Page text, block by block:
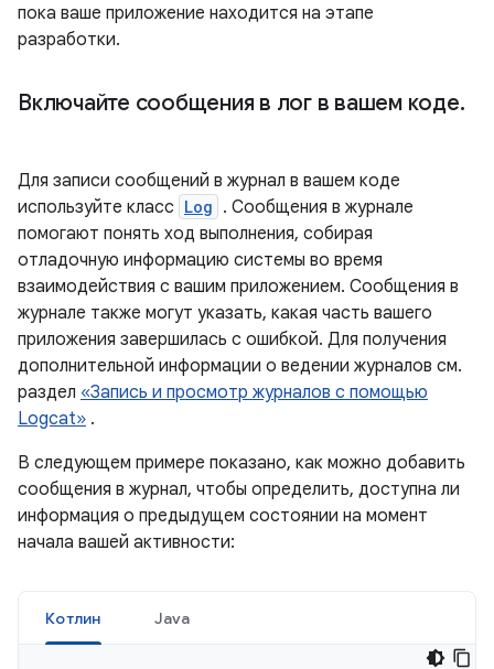
пока ваше приложение находится на этапе
разработки.
Включайте сообщения в лог в вашем коде.
Для записи сообщений в журнал в вашем коде
используйте класс Log . Сообщения в журнале
помогают понять ход выполнения, собирая
отладочную информацию системы во время
взаимодействия с вашим приложением. Сообщения в
журнале также могут указать, какая часть вашего
приложения завершилась с ошибкой. Для получения
дополнительной информации о ведении журналов см.
раздел «Запись и просмотр журналов с помощью
Logcat» .
В следующем примере показано, как можно добавить
сообщения в журнал, чтобы определить, доступна ли
информация о предыдущем состоянии на момент
начала вашей активности:
Котлин Java